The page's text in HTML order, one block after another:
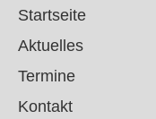
Startseite
Aktuelles
Termine
Kontakt